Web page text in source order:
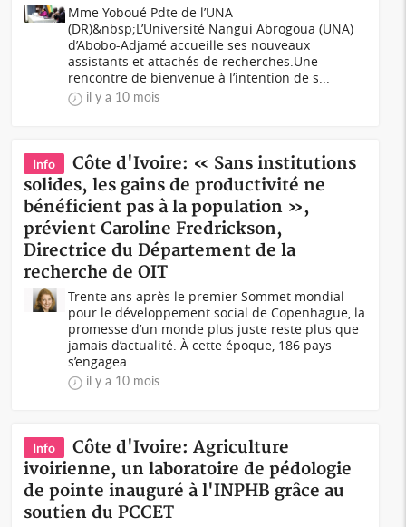
Mme Yoboué Pdte de l’UNA
(DR)&nbsp;L’Université Nangui Abrogoua (UNA)
d’Abobo-Adjamé accueille ses nouveaux
assistants et attachés de recherches.Une
rencontre de bienvenue à l’intention de s...
il y a 10 mois
Info
Côte d'Ivoire: « Sans institutions
solides, les gains de productivité ne
bénéficient pas à la population »,
prévient Caroline Fredrickson,
Directrice du Département de la
recherche de OIT
Trente ans après le premier Sommet mondial
pour le développement social de Copenhague, la
promesse d’un monde plus juste reste plus que
jamais d’actualité. À cette époque, 186 pays
s’engagea...
il y a 10 mois
Info
Côte d'Ivoire: Agriculture
ivoirienne, un laboratoire de pédologie
de pointe inauguré à l'INPHB grâce au
soutien du PCCET